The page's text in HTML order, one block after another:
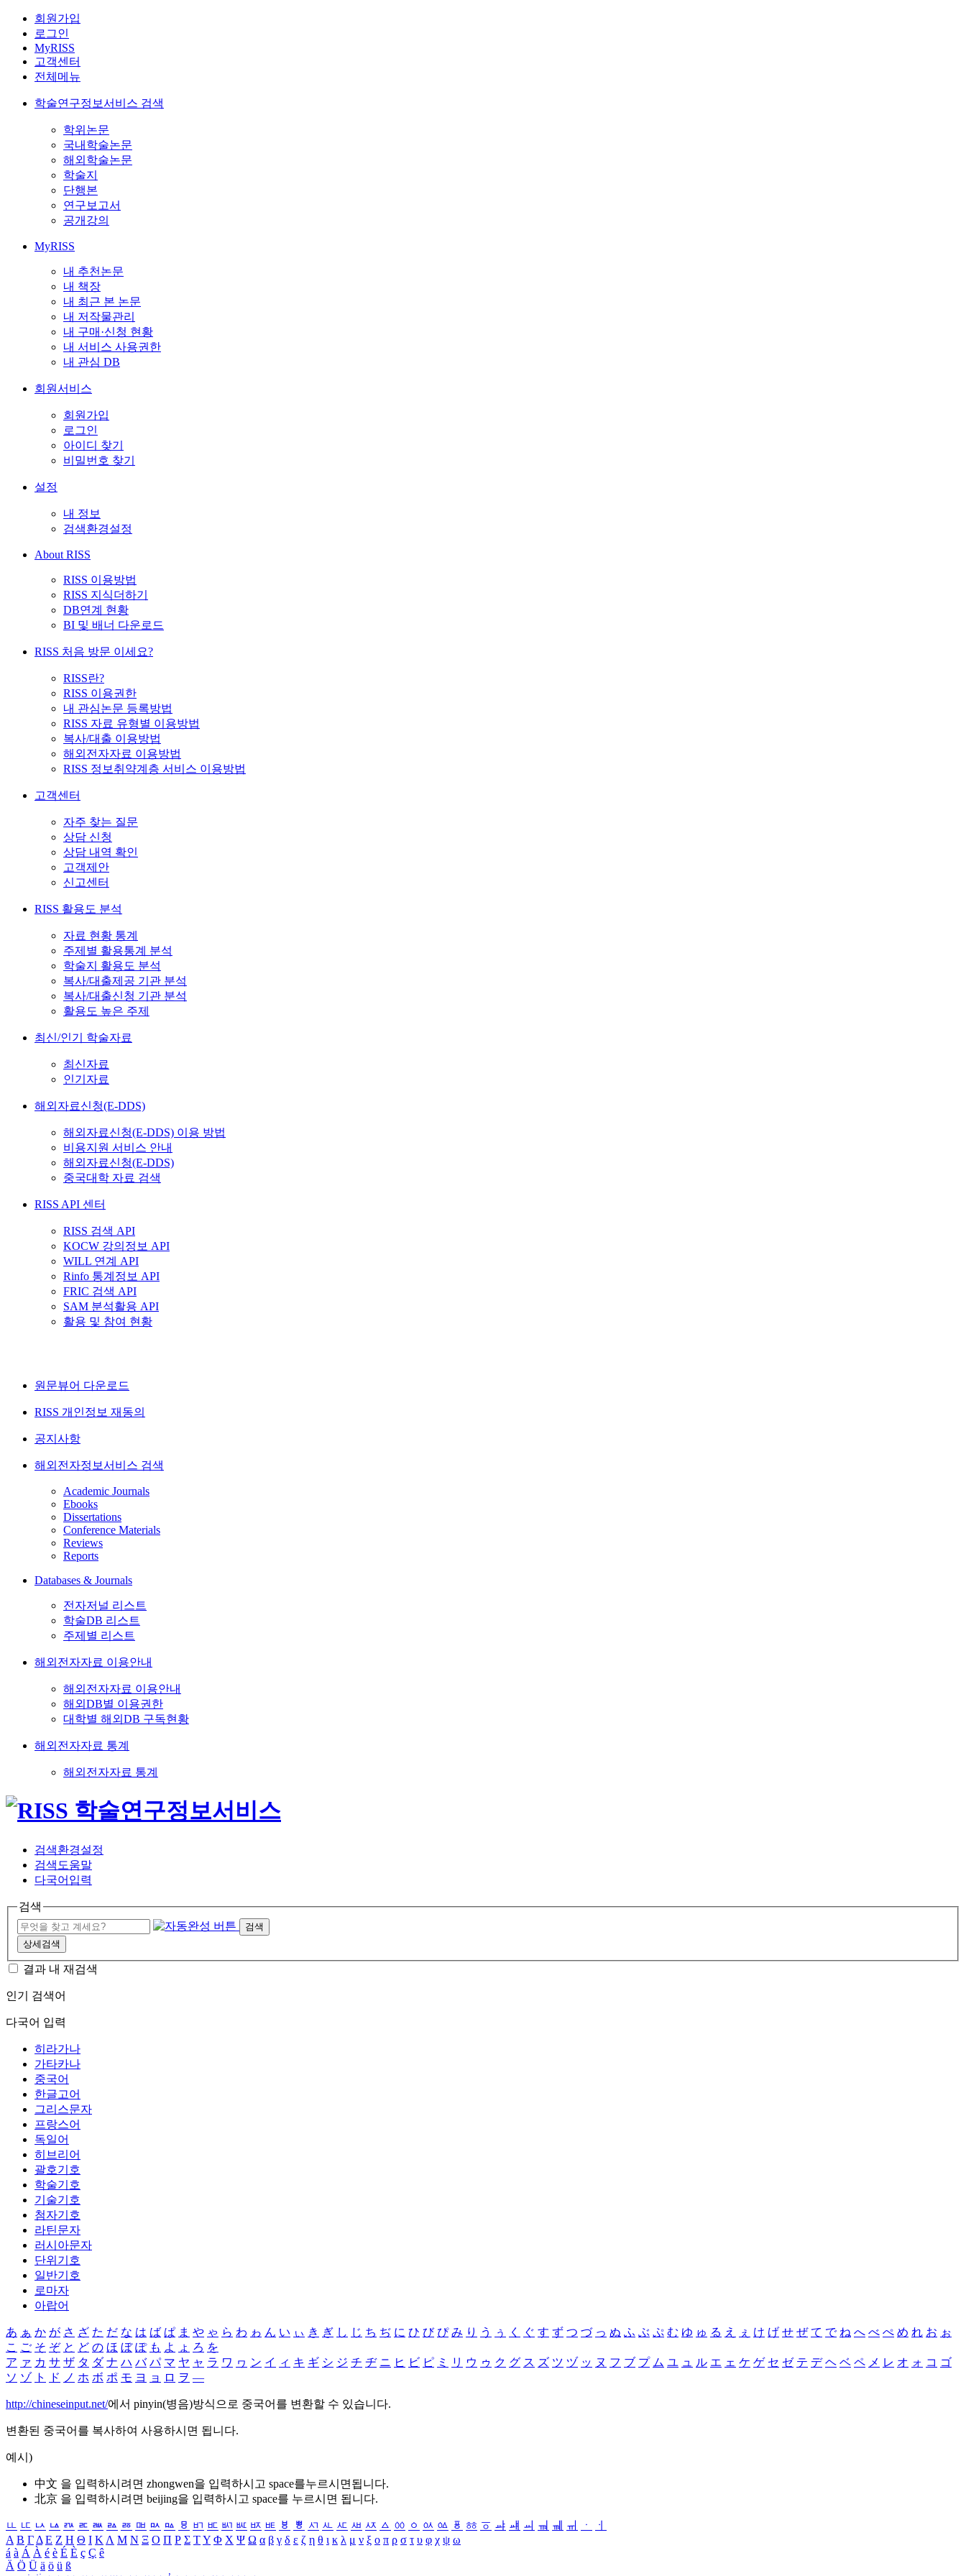
회원가입
로그인
MyRISS
고객센터
전체메뉴
학술연구정보서비스 검색
학위논문
국내학술논문
해외학술논문
학술지
단행본
연구보고서
공개강의
MyRISS
내 추천논문
내 책장
내 최근 본 논문
내 저작물관리
내 구매·신청 현황
내 서비스 사용권한
내 관심 DB
회원서비스
회원가입
로그인
아이디 찾기
비밀번호 찾기
설정
내 정보
검색환경설정
About RISS
RISS 이용방법
RISS 지식더하기
DB연계 현황
BI 및 배너 다운로드
RISS 처음 방문 이세요?
RISS란?
RISS 이용권한
내 관심논문 등록방법
RISS 자료 유형별 이용방법
복사/대출 이용방법
해외전자자료 이용방법
RISS 정보취약계층 서비스 이용방법
고객센터
자주 찾는 질문
상담 신청
상담 내역 확인
고객제안
신고센터
RISS 활용도 분석
자료 현황 통계
주제별 활용통계 분석
학술지 활용도 분석
복사/대출제공 기관 분석
복사/대출신청 기관 분석
활용도 높은 주제
최신/인기 학술자료
최신자료
인기자료
해외자료신청(E-DDS)
해외자료신청(E-DDS) 이용 방법
비용지원 서비스 안내
해외자료신청(E-DDS)
중국대학 자료 검색
RISS API 센터
RISS 검색 API
KOCW 강의정보 API
WILL 연계 API
Rinfo 통계정보 API
FRIC 검색 API
SAM 분석활용 API
활용 및 참여 현황
원문뷰어 다운로드
RISS 개인정보 재동의
공지사항
해외전자정보서비스 검색
Academic Journals
Ebooks
Dissertations
Conference Materials
Reviews
Reports
Databases & Journals
전자저널 리스트
학술DB 리스트
주제별 리스트
해외전자자료 이용안내
해외전자자료 이용안내
해외DB별 이용권한
대학별 해외DB 구독현황
해외전자자료 통계
해외전자자료 통계
검색환경설정
검색도움말
다국어입력
검색
검색
상세검색
결과 내 재검색
인기 검색어
다국어 입력
히라가나
가타카나
중국어
한글고어
그리스문자
프랑스어
독일어
히브리어
괄호기호
학술기호
기술기호
첨자기호
라틴문자
러시아문자
단위기호
일반기호
로마자
아랍어
あ ぁ か が さ ざ た だ な は ば ぱ ま や ゃ ら わ ゎ ん い ぃ き ぎ し じ ち ぢ に ひ び ぴ み り う ぅ く ぐ す ず つ づ っ ぬ ふ ぶ ぷ む ゆ ゅ る え ぇ け げ せ ぜ て で ね へ べ ぺ め れ お ぉ
こ ご そ ぞ と ど の ほ ぼ ぽ も よ ょ ろ を
ア ァ カ サ ザ タ ダ ナ ハ バ パ マ ヤ ャ ラ ワ ヮ ン イ ィ キ ギ シ ジ チ ヂ ニ ヒ ビ ピ ミ リ ウ ゥ ク グ ス ズ ツ ヅ ッ ヌ フ ブ プ ム ユ ュ ル エ ェ ケ ゲ セ ゼ テ デ ヘ ベ ペ メ レ オ ォ コ ゴ
ソ ゾ ト ド ノ ホ ボ ポ モ ヨ ョ ロ ヲ ―
http://chineseinput.net/에서 pinyin(병음)방식으로 중국어를 변환할 수 있습니다.
변환된 중국어를 복사하여 사용하시면 됩니다.
예시)
中文 을 입력하시려면 zhongwen을 입력하시고 space를누르시면됩니다.
北京 을 입력하시려면 beijing을 입력하시고 space를 누르시면 됩니다.
ㅥ ㅦ ㅧ ㅨ ㅩ ㅪ ㅫ ㅬ ㅭ ㅮ ㅯ ㅰ ㅱ ㅲ ㅳ ㅴ ㅵ ㅶ ㅷ ㅸ ㅹ ㅺ ㅻ ㅼ ㅽ ㅾ ㅿ ㆀ ㆁ ㆂ ㆃ ㆄ ㆅ ㆆ ㆇ ㆈ ㆉ ㆊ ㆋ ㆌ ㆍ
ㆎ
Α Β ΓΔ Ε Ζ Η Θ Ι ΚΛ Μ Ν Ξ Ο Π Ρ Σ ΤΥ Φ Χ Ψ Ω α β γ δ ε ζ η θ ι κ λ μ ν ξ ο π ρ σ τ υ φ χ ψ ω
á à Á À é è É È ç Ç ê
Ä Ö Ü ä ö ü ß